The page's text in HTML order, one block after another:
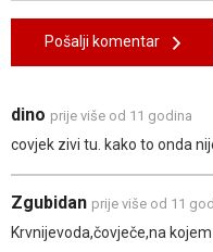
Pošalji komentar
dino prije više od 11 godina
covjek zivi tu. kako to onda
Zgubidan prije više od 11
Krvnijevoda,čovječe,na